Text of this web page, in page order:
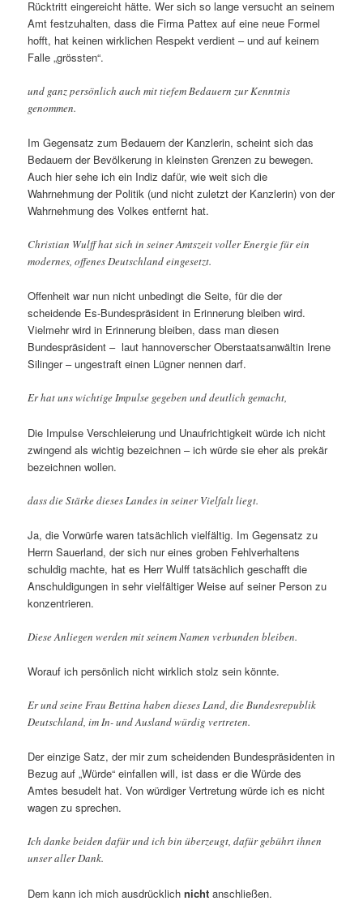
Rücktritt eingereicht hätte. Wer sich so lange versucht an seinem
Amt festzuhalten, dass die Firma Pattex auf eine neue Formel
hofft, hat keinen wirklichen Respekt verdient – und auf keinem
Falle „grössten“.
und ganz persönlich auch mit tiefem Bedauern zur Kenntnis
genommen.
Im Gegensatz zum Bedauern der Kanzlerin, scheint sich das
Bedauern der Bevölkerung in kleinsten Grenzen zu bewegen.
Auch hier sehe ich ein Indiz dafür, wie weit sich die
Wahrnehmung der Politik (und nicht zuletzt der Kanzlerin) von der
Wahrnehmung des Volkes entfernt hat.
Christian Wulff hat sich in seiner Amtszeit voller Energie für ein
modernes, offenes Deutschland eingesetzt.
Offenheit war nun nicht unbedingt die Seite, für die der
scheidende Es-Bundespräsident in Erinnerung bleiben wird.
Vielmehr wird in Erinnerung bleiben, dass man diesen
Bundespräsident – laut hannoverscher Oberstaatsanwältin Irene
Silinger – ungestraft einen Lügner nennen darf.
Er hat uns wichtige Impulse gegeben und deutlich gemacht,
Die Impulse Verschleierung und Unaufrichtigkeit würde ich nicht
zwingend als wichtig bezeichnen – ich würde sie eher als prekär
bezeichnen wollen.
dass die Stärke dieses Landes in seiner Vielfalt liegt.
Ja, die Vorwürfe waren tatsächlich vielfältig. Im Gegensatz zu
Herrn Sauerland, der sich nur eines groben Fehlverhaltens
schuldig machte, hat es Herr Wulff tatsächlich geschafft die
Anschuldigungen in sehr vielfältiger Weise auf seiner Person zu
konzentrieren.
Diese Anliegen werden mit seinem Namen verbunden bleiben.
Worauf ich persönlich nicht wirklich stolz sein könnte.
Er und seine Frau Bettina haben dieses Land, die Bundesrepublik
Deutschland, im In- und Ausland würdig vertreten.
Der einzige Satz, der mir zum scheidenden Bundespräsidenten in
Bezug auf „Würde“ einfallen will, ist dass er die Würde des
Amtes besudelt hat. Von würdiger Vertretung würde ich es nicht
wagen zu sprechen.
Ich danke beiden dafür und ich bin überzeugt, dafür gebührt ihnen
unser aller Dank.
Dem kann ich mich ausdrücklichnicht anschließen.